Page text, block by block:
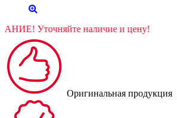
ВНИМАНИЕ! Уточняйте наличие и цену!
Оригинальная продукция